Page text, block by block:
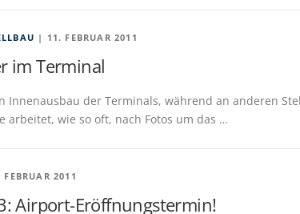
| 11. FEBRUAR 2011
im Terminal
Innenausbau der Terminals, während an anderen
arbeitet, wie so oft, nach Fotos um das …
2011
Airport-Eröffnungstermin!